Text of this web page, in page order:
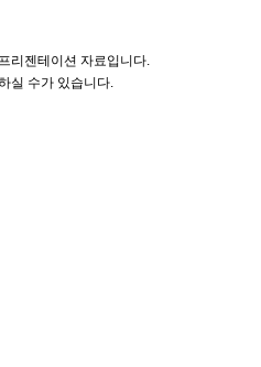
리젠테이션 자료입니다.
실 수가 있습니다.